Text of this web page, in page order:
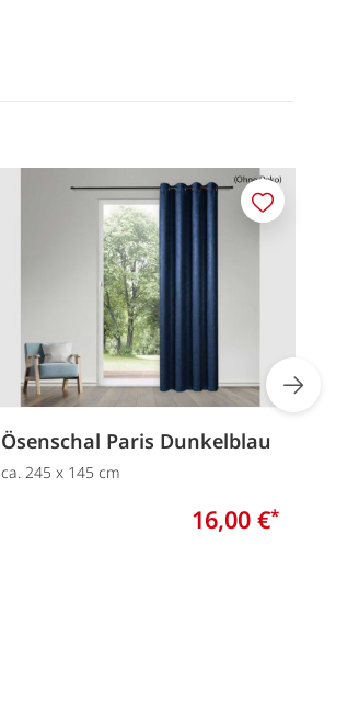
Ösenschal Paris Dunkelblau
ca. 245 x 145 cm
16,00 €*
Merken